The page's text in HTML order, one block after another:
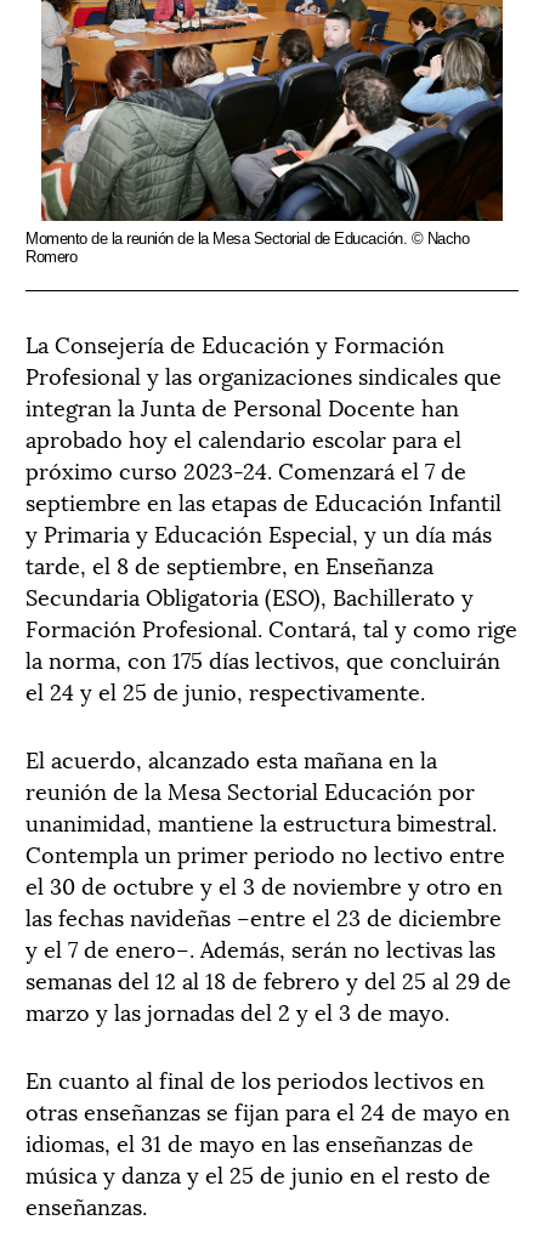
Momento de la reunión de la Mesa Sectorial de Educación. © Nacho
Romero
La Consejería de Educación y Formación
Profesional y las organizaciones sindicales que
integran la Junta de Personal Docente han
aprobado hoy el calendario escolar para el
próximo curso 2023-24. Comenzará el 7 de
septiembre en las etapas de Educación Infantil
y Primaria y Educación Especial, y un día más
tarde, el 8 de septiembre, en Enseñanza
Secundaria Obligatoria (ESO), Bachillerato y
Formación Profesional. Contará, tal y como rige
la norma, con 175 días lectivos, que concluirán
el 24 y el 25 de junio, respectivamente.
El acuerdo, alcanzado esta mañana en la
reunión de la Mesa Sectorial Educación por
unanimidad, mantiene la estructura bimestral.
Contempla un primer periodo no lectivo entre
el 30 de octubre y el 3 de noviembre y otro en
las fechas navideñas –entre el 23 de diciembre
y el 7 de enero–. Además, serán no lectivas las
semanas del 12 al 18 de febrero y del 25 al 29 de
marzo y las jornadas del 2 y el 3 de mayo.
En cuanto al final de los periodos lectivos en
otras enseñanzas se fijan para el 24 de mayo en
idiomas, el 31 de mayo en las enseñanzas de
música y danza y el 25 de junio en el resto de
enseñanzas.